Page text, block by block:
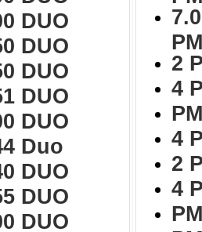
DUO
DUO
DUO
DUO
DUO
Duo
DUO
DUO
DUO
2
4
4
2
4